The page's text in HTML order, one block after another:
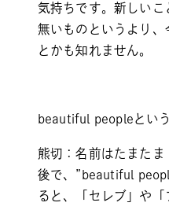
気持ちです。新しいこ
無いものというより、
とかも知れません。
beautiful peopleとい
熊切：名前はたまたま
後で、”beautiful
ると、「セレブ」や「